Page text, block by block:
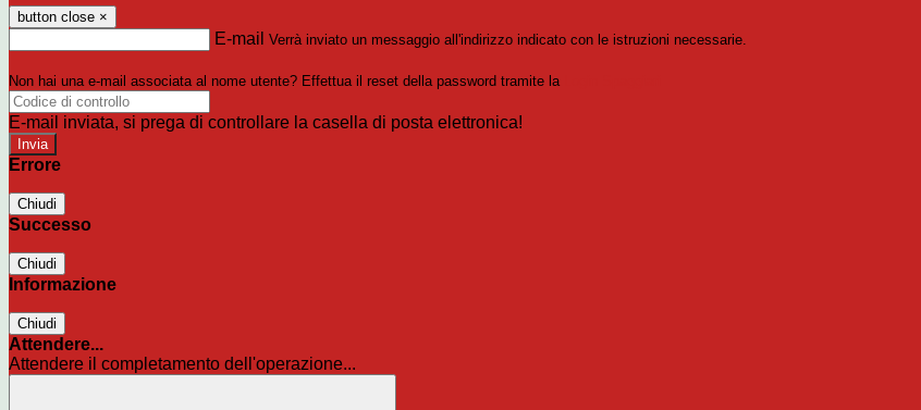
button close ×
E-mail Verrà inviato un messaggio all'indirizzo indicato con le istruzioni necessarie.
Non hai una e-mail associata al nome utente? Effettua il reset della password tramite la
E-mail inviata, si prega di controllare la casella di posta elettronica!
Errore
Chiudi
Successo
Chiudi
Informazione
Chiudi
Attendere...
Attendere il completamento dell'operazione...